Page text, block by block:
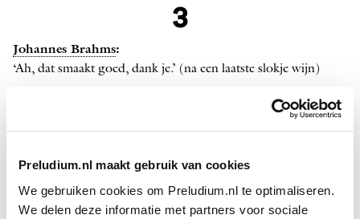
Preludium.nl maakt gebruik van cookies
We gebruiken cookies om Preludium.nl te optimaliseren.
We delen deze informatie met partners voor sociale
3
Johannes Brahms:
‘Ah, dat smaakt goed, dank je.’ (na een laatste slokje wijn)
Mozart! Mozart!’